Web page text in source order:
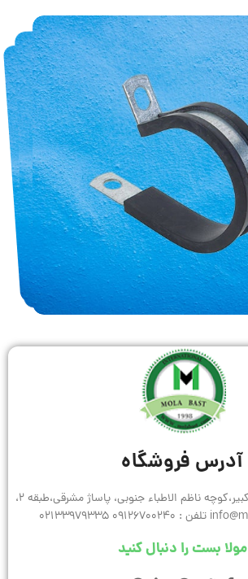
آدرس فروشگاه
تـهـــــران،خیابان امیر کبیر،کوچه ناظم الاطباء جنوبی، پاساژ مشرقی،طبقه 2،
مولا بست را دنبال کنید